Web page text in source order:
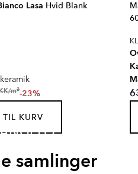
Lasa Hvid Blank
/m2-23%
KURV
samlinger